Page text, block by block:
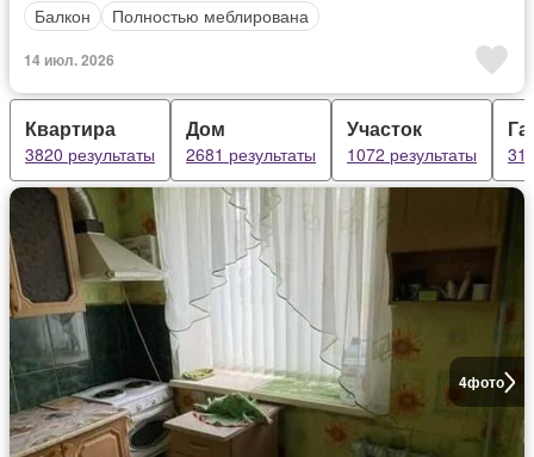
Балкон
Полностью меблирована
14 июл. 2026
Квартира
3820 результаты
Дом
2681 результаты
Участок
1072 результаты
4фото